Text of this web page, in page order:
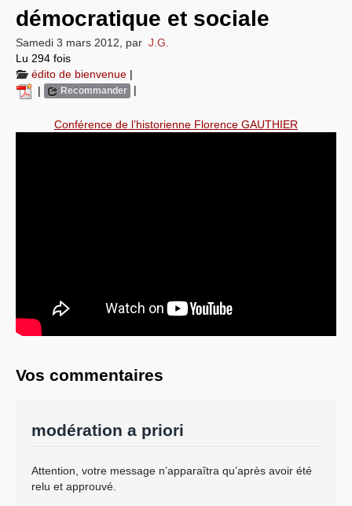
Résistances
L’Empire américain
Systèmes & société sous contrôle
démocratique et sociale
Samedi 3 mars 2012 par J.G.
Lu 294 fois
édito de bienvenue |
|
Recommander |
Conférence de l’historienne Florence GAUTHIER
Vos commentaires
modération a priori
Attention, votre message n’apparaîtra qu’après avoir été
relu et approuvé.